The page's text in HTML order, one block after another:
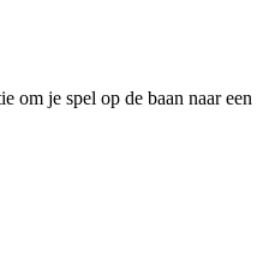
om je spel op de baan naar